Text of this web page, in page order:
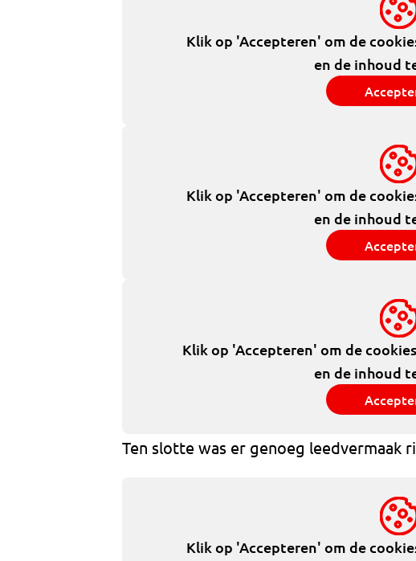
Klik op 'Accepteren' om de
en de inhoud
Klik op 'Accepteren' om de
en de inhoud
Klik op 'Accepteren' om de
en de inhoud
Ten slotte was er genoeg leedvermaak
Klik op 'Accepteren' om de